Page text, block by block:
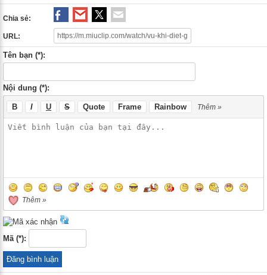
Chia sẻ:
URL:
Tên bạn (*):
Nội dung (*):
B I U S Quote Frame Rainbow Thêm »
Thêm »
Mã (*):